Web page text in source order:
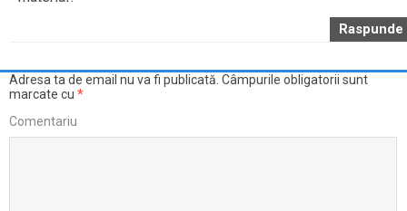
Raspunde
Adresa ta de email nu va fi publicată. Câmpurile obligatorii sunt
marcate cu *
Comentariu